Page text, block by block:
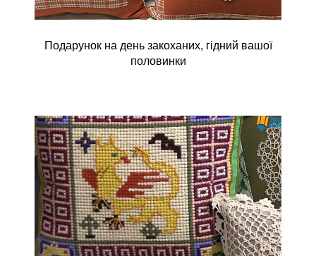
Подарунок на день закоханих, гідний вашої
половинки